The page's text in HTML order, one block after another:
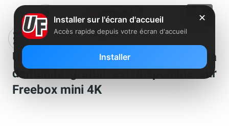
Un nouveau service de vidéo à la
demande gratuit est disponible sur
Freebox mini 4K
✕
Installer sur l'écran d'accueil
Accès rapide depuis votre écran d'accueil
Installer